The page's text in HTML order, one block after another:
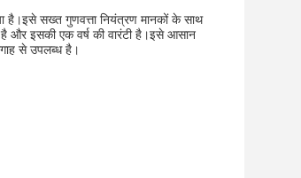
है।इसे सख्त गुणवत्ता नियंत्रण मानकों के साथ
है और इसकी एक वर्ष की वारंटी है।इसे आसान
से उपलब्ध है।